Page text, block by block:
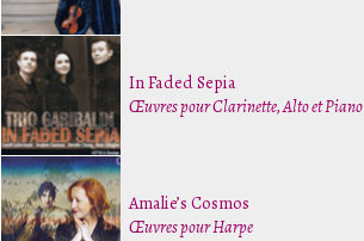
In Faded Sepia
Œuvres pour Clarinette, Alto et Piano
Amalie’s Cosmos
Œuvres pour Harpe